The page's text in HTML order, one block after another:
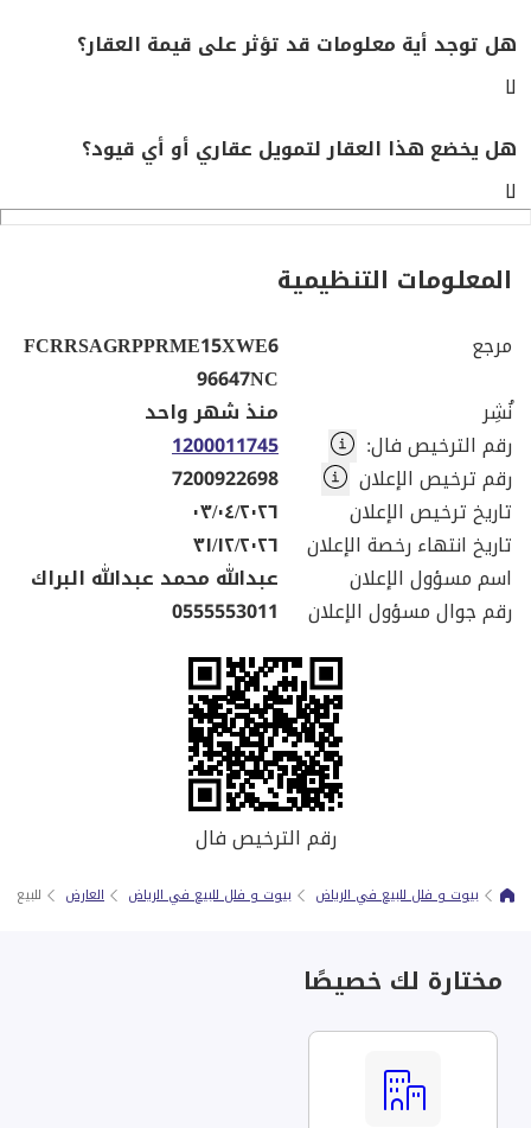
هل توجد أية معلومات قد تؤثر على قيمة العقار؟
لا
هل يخضع هذا العقار لتمويل عقاري أو أي قيود؟
لا
المعلومات التنظيمية
مرجع
FCRRSAGRPPRME15XWE6
96647NC
نُشِر
منذ شهر واحد
رقم الترخيص فال:
1200011745
رقم ترخيص الإعلان
7200922698
تاريخ ترخيص الإعلان
٠٣/٠٤/٢٠٢٦
تاريخ انتهاء رخصة الإعلان
٣١/١٢/٢٠٢٦
اسم مسؤول الإعلان
عبدالله محمد عبدالله البراك
رقم جوال مسؤول الإعلان
0555553011
رقم الترخيص فال
بيوت و فلل للبيع في الرياض بيوت و فلل للبيع في الرياض العارض للبيع
مختارة لك خصيصًا